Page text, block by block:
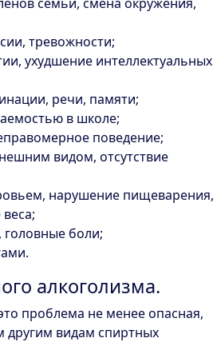
тревожности;
ухудшение интеллектуальных
речи, памяти;
в школе;
поведение;
видом, отсутствие
нарушение пищеварения,
головные боли;
алкоголизма.
проблема не менее опасная,
видам спиртных